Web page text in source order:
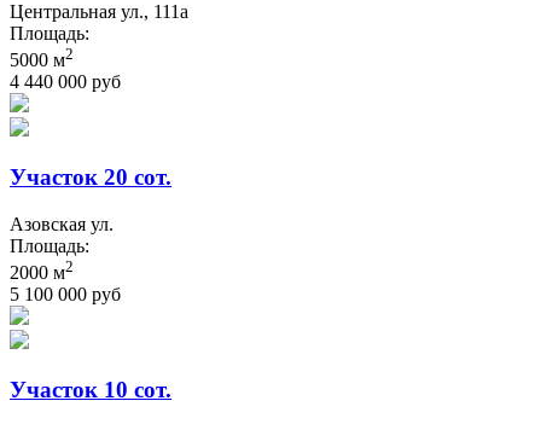
Центральная ул., 111а
Площадь:
5000 м2
4 440 000 руб
Участок 20 сот.
Азовская ул.
Площадь:
2000 м2
5 100 000 руб
Участок 10 сот.